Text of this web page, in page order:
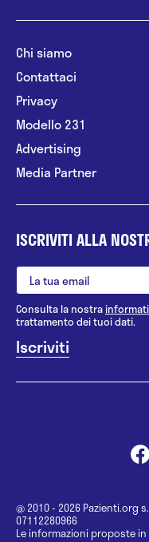
Chi siamo
Contattaci
Privacy
Modello 231
Advertising
Media Partner
ISCRIVITI ALLA
Consulta la nostra
trattamento dei tuoi dati.
@ 2010 - 2026 Pazienti.org
07112280966
Le informazioni proposte